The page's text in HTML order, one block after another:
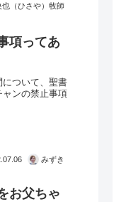
也（ひさや）牧師
項ってあ
ついて、聖書
ンの禁止事項
みずき
お父ちゃ